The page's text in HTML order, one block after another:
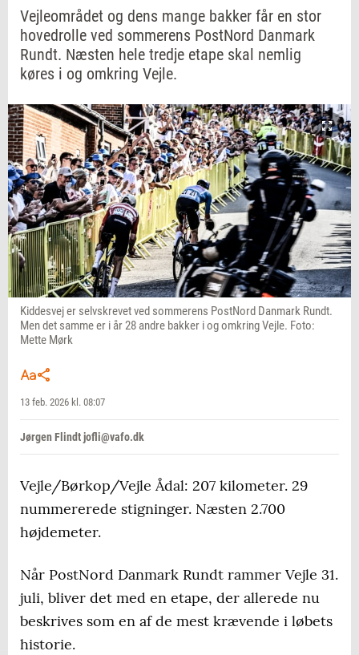
Vejleområdet og dens mange bakker får en stor
hovedrolle ved sommerens PostNord Danmark
Rundt. Næsten hele tredje etape skal nemlig
køres i og omkring Vejle.
Kiddesvej er selvskrevet ved sommerens PostNord Danmark Rundt.
Men det samme er i år 28 andre bakker i og omkring Vejle. Foto:
Mette Mørk
13 feb. 2026 kl. 08:07
Jørgen Flindt jofli@vafo.dk
Vejle/Børkop/Vejle Ådal: 207 kilometer. 29
nummererede stigninger. Næsten 2.700
højdemeter.
Når PostNord Danmark Rundt rammer Vejle 31.
juli, bliver det med en etape, der allerede nu
beskrives som en af de mest krævende i løbets
historie.